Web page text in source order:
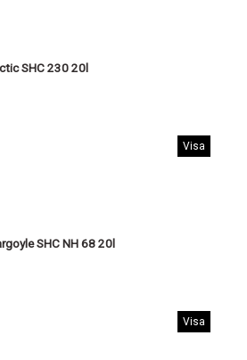
SHC 230 20l
Visa
SHC NH 68 20l
Visa